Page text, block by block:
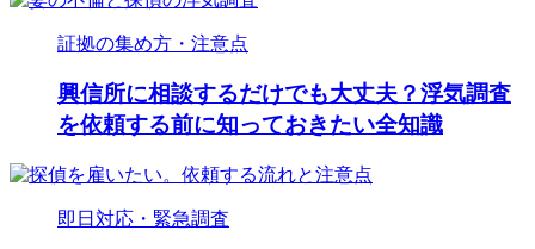
証拠の集め方・注意点
興信所に相談するだけでも大丈夫？浮気調査
を依頼する前に知っておきたい全知識
即日対応・緊急調査